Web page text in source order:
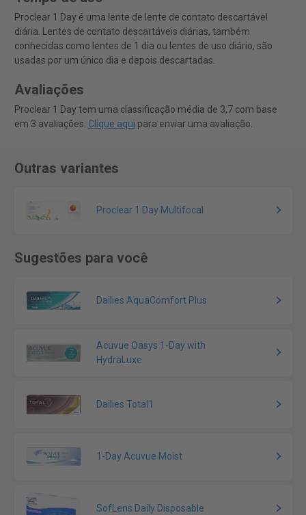
Proclear 1 Day é uma lente de lente de contato descartável
diária. Lentes de contato descartáveis diárias, também
conhecidas como lentes de 1 dia ou lentes de uso diário, são
usadas por um único dia e depois descartadas.
Avaliações
Proclear 1 Day tem uma classificação média de 3,7 com base
em 3 avaliações. Clique aqui para enviar uma avaliação.
Outras variantes
Proclear 1 Day Multifocal
Sugestões para você
Dailies AquaComfort Plus
Acuvue Oasys 1-Day with
HydraLuxe
Dailies Total1
1-Day Acuvue Moist
SofLens Daily Disposable